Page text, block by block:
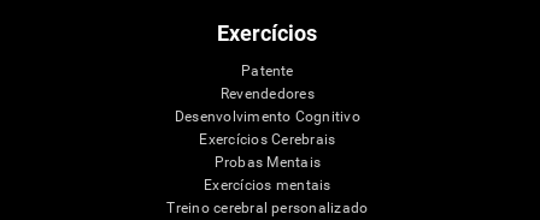
Exercícios
Patente
Revendedores
Desenvolvimento Cognitivo
Exercícios Cerebrais
Probas Mentais
Exercícios mentais
Treino cerebral personalizado